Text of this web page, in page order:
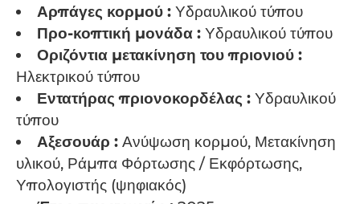
Αρπάγες κορμού : Υδραυλικού τύπου
Προ-κοπτική μονάδα : Υδραυλικού τύπου
Οριζόντια μετακίνηση του πριονιού :
Ηλεκτρικού τύπου
Εντατήρας πριονοκορδέλας : Υδραυλικού
τύπου
Αξεσουάρ : Ανύψωση κορμού, Μετακίνηση
υλικού, Ράμπα Φόρτωσης / Εκφόρτωσης,
Υπολογιστής (ψηφιακός)